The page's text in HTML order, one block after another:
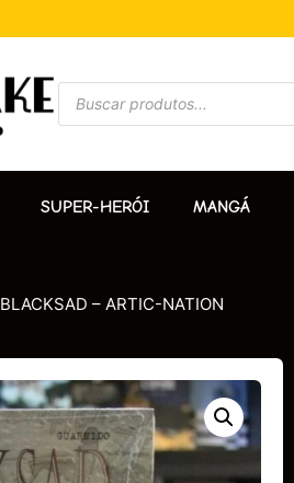
SUPER-HERÓI MANGÁ
BLACKSAD – ARTIC-NATION